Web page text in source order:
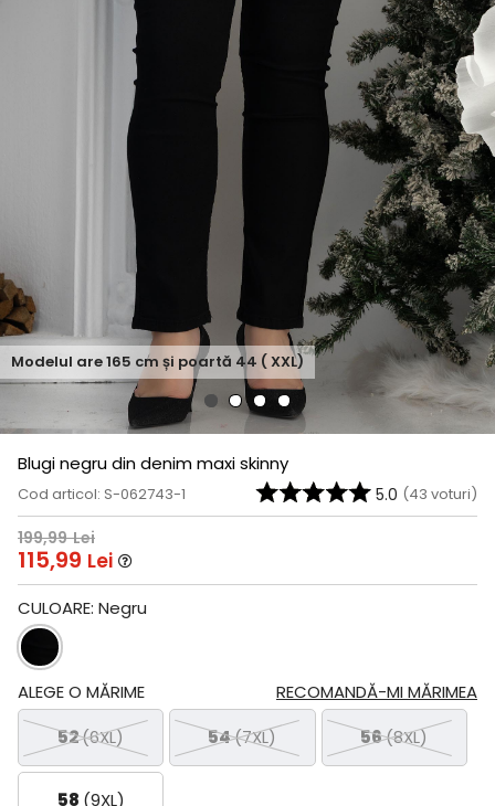
Modelul are165 cm și poartă 44 ( XXL)
Blugi negru din denim maxi skinny
Cod articol: S-062743-1 5.0 (43 voturi)
199,99 Lei
115,99 Lei
CULOARE: Negru
RECOMANDĂ-MI MĂRIMEA
ALEGE O MĂRIME
52(6XL) 54(7XL) 56(8XL)
58 (9XL)